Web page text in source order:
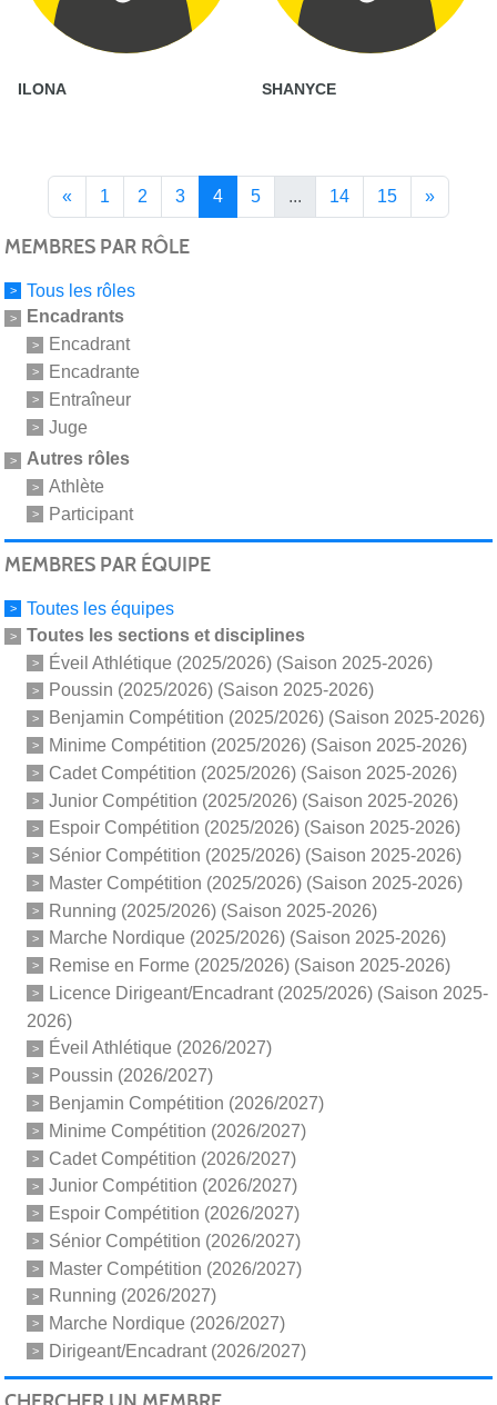
ILONA SHANYCE
« 1 2 3 4 5 ... 14 15 »
MEMBRES PAR RÔLE
Tous les rôles
Encadrants
Encadrant
Encadrante
Entraîneur
Juge
Autres rôles
Athlète
Participant
MEMBRES PAR ÉQUIPE
Toutes les équipes
Toutes les sections et disciplines
Éveil Athlétique (2025/2026) (Saison 2025-2026)
Poussin (2025/2026) (Saison 2025-2026)
Benjamin Compétition (2025/2026) (Saison 2025-2026)
Minime Compétition (2025/2026) (Saison 2025-2026)
Cadet Compétition (2025/2026) (Saison 2025-2026)
Junior Compétition (2025/2026) (Saison 2025-2026)
Espoir Compétition (2025/2026) (Saison 2025-2026)
Sénior Compétition (2025/2026) (Saison 2025-2026)
Master Compétition (2025/2026) (Saison 2025-2026)
Running (2025/2026) (Saison 2025-2026)
Marche Nordique (2025/2026) (Saison 2025-2026)
Remise en Forme (2025/2026) (Saison 2025-2026)
Licence Dirigeant/Encadrant (2025/2026) (Saison 2025-
2026)
Éveil Athlétique (2026/2027)
Poussin (2026/2027)
Benjamin Compétition (2026/2027)
Minime Compétition (2026/2027)
Cadet Compétition (2026/2027)
Junior Compétition (2026/2027)
Espoir Compétition (2026/2027)
Sénior Compétition (2026/2027)
Master Compétition (2026/2027)
Running (2026/2027)
Marche Nordique (2026/2027)
Dirigeant/Encadrant (2026/2027)